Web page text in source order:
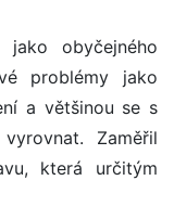
obyčejného
problémy jako
a většinou se s
Zaměřil
která určitým